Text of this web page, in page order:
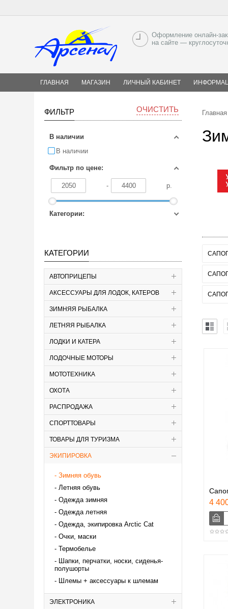
Оформление онлайн-
на сайте —
ГЛАВНАЯ МАГАЗИН ЛИЧНЫЙ КАБИНЕТ
ФИЛЬТР ОЧИСТИТЬ
В наличии
В наличии
Фильтр по цене:
- р.
Категории:
КАТЕГОРИИ
АВТОПРИЦЕПЫ
АКСЕССУАРЫ ДЛЯ ЛОДОК, КАТЕРОВ
ЗИМНЯЯ РЫБАЛКА
ЛЕТНЯЯ РЫБАЛКА
ЛОДКИ И КАТЕРА
ЛОДОЧНЫЕ МОТОРЫ
МОТОТЕХНИКА
ОХОТА
РАСПРОДАЖА
СПОРТТОВАРЫ
ТОВАРЫ ДЛЯ ТУРИЗМА
ЭКИПИРОВКА
Зимняя обувь
Летняя обувь
Одежда зимняя
Одежда летняя
Одежда, экипировка Аrctic Cat
Очки, маски
Термобелье
Шапки, перчатки, носки, сиденья-
полушорты
Шлемы + аксессуары к шлемам
ЭЛЕКТРОНИКА
Главная
4